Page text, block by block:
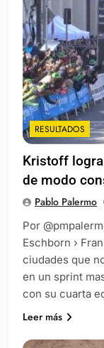
RESULTADOS
Kristoff
de modo
Pablo Palermo
Por
Eschborn ›
ciudades que
en un sprint
con su cuarta
Leer más